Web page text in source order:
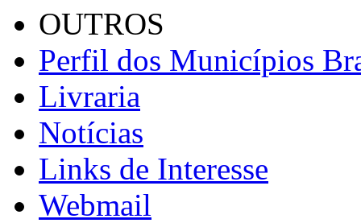
OUTROS
Perfil dos Municípios
Livraria
Notícias
Links de Interesse
Webmail